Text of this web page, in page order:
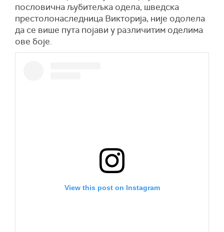
пословична љубитељка одела, шведска
престолонаследница Викторија, није одолела
да се више пута појави у различитим оделима
ове боје.
View this post on Instagram